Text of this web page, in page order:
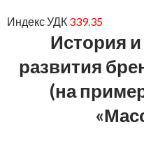
Индекс УДК 339.35
История
развития
(на